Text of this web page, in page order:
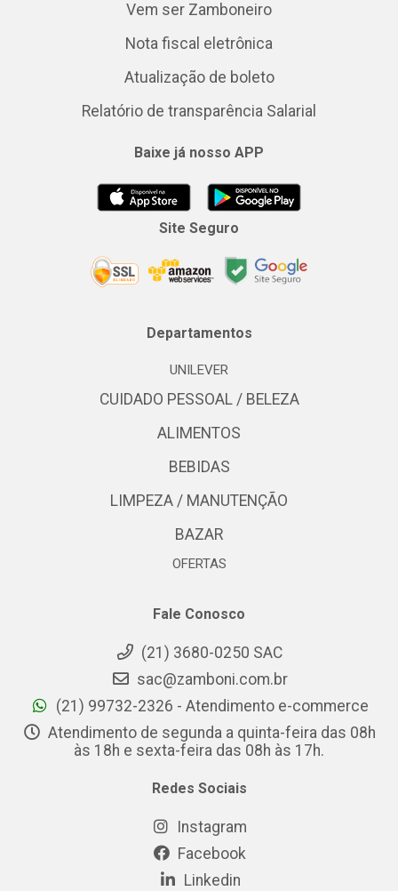
Vem ser Zamboneiro
Nota fiscal eletrônica
Atualização de boleto
Relatório de transparência Salarial
Baixe já nosso APP
Site Seguro
Departamentos
UNILEVER
CUIDADO PESSOAL / BELEZA
ALIMENTOS
BEBIDAS
LIMPEZA / MANUTENÇÃO
BAZAR
OFERTAS
Fale Conosco
(21) 3680-0250 SAC
sac@zamboni.com.br
(21) 99732-2326 - Atendimento e-commerce
Atendimento de segunda a quinta-feira das 08h
às 18h e sexta-feira das 08h às 17h.
Redes Sociais
Instagram
Facebook
Linkedin